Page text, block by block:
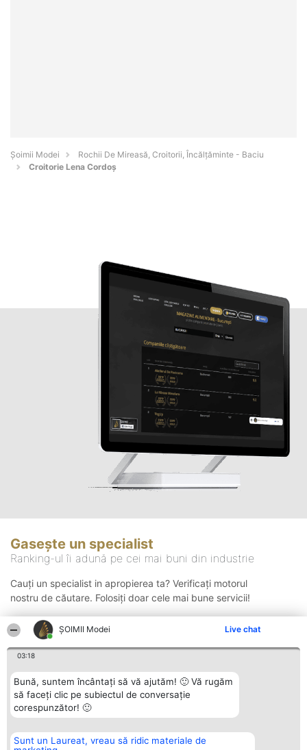
ȘOIMII Modei Live chat
03:18
Bună, suntem încântați să vă ajutăm! 🙂 Vă rugăm
să faceți clic pe subiectul de conversație
corespunzător! 🙂
Sunt un Laureat, vreau să ridic materiale de
Șoimii Modei
Rochii De Mireasă, Croitorii, Încălțăminte - Baciu
Croitorie Lena Cordoș
Gasește un specialist
Ranking-ul îi adună pe cei mai buni din industrie
Cauți un specialist in apropierea ta? Verificați motorul
nostru de căutare. Folosiți doar cele mai bune servicii!
Organizator Ranking Plebiscyt Contact